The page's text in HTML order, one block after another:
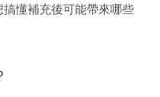
懂補充後可能帶來哪些